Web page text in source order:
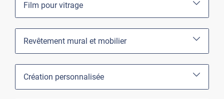
Film pour vitrage
Revêtement mural et mobilier
Création personnalisée